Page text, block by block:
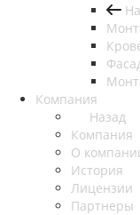
Компания
Назад
Компания
О
История
Лицензии
Партнеры